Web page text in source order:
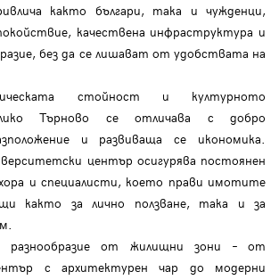
както българи, така и чужденци,
качествена инфраструктура и
без да се лишават от удобствата на
стойност и културното
Търново се отличава с добро
и развиваща се икономика.
център осигурява постоянен
и специалисти, което прави имотите
както за лично ползване, така и за
разнообразие от жилищни зони – от
с архитектурен чар до модерни